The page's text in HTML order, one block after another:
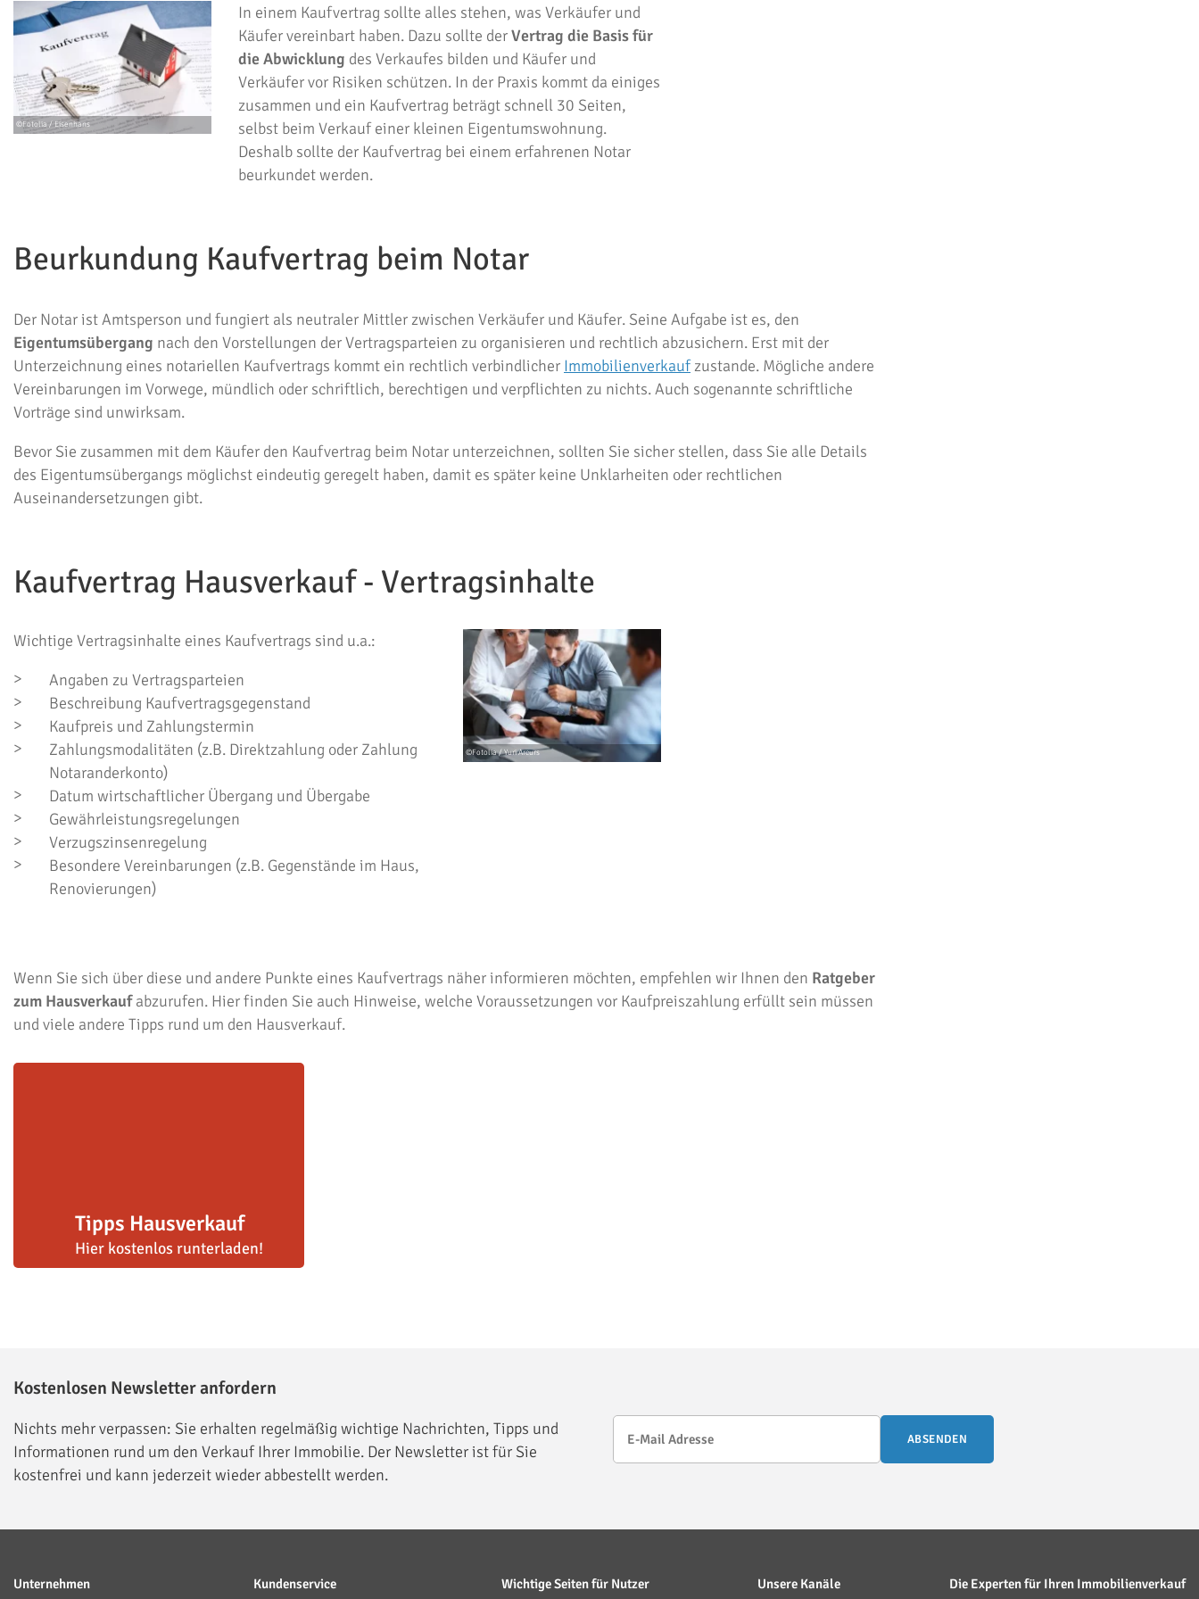
In einem Kaufvertrag sollte alles stehen, was Verkäufer und
Käufer vereinbart haben. Dazu sollte derVertrag die Basis für
die Abwicklung des Verkaufes bilden und Käufer und
Verkäufer vor Risiken schützen. In der Praxis kommt da einiges
zusammen und ein Kaufvertrag beträgt schnell 30 Seiten,
selbst beim Verkauf einer kleinen Eigentumswohnung.
Deshalb sollte der Kaufvertrag bei einem erfahrenen Notar
beurkundet werden.
Beurkundung Kaufvertrag beim Notar
Der Notar ist Amtsperson und fungiert als neutraler Mittler zwischen Verkäufer und Käufer. Seine Aufgabe ist es, den
Eigentumsübergang nach den Vorstellungen der Vertragsparteien zu organisieren und rechtlich abzusichern. Erst mit der
Unterzeichnung eines notariellen Kaufvertrags kommt ein rechtlich verbindlicher Immobilienverkaufzustande. Mögliche andere
Vereinbarungen im Vorwege, mündlich oder schriftlich, berechtigen und verpflichten zu nichts. Auch sogenannte schriftliche
Vorträge sind unwirksam.
Bevor Sie zusammen mit dem Käufer den Kaufvertrag beim Notar unterzeichnen, sollten Sie sicher stellen, dass Sie alle Details
des Eigentumsübergangs möglichst eindeutig geregelt haben, damit es später keine Unklarheiten oder rechtlichen
Auseinandersetzungen gibt.
Kaufvertrag Hausverkauf - Vertragsinhalte
Wichtige Vertragsinhalte eines Kaufvertrags sind u.a.:
Angaben zu Vertragsparteien
Beschreibung Kaufvertragsgegenstand
Kaufpreis und Zahlungstermin
Zahlungsmodalitäten (z.B. Direktzahlung oder Zahlung
Notaranderkonto)
Datum wirtschaftlicher Übergang und Übergabe
Gewährleistungsregelungen
Verzugszinsenregelung
Besondere Vereinbarungen (z.B. Gegenstände im Haus,
Renovierungen)
Wenn Sie sich über diese und andere Punkte eines Kaufvertrags näher informieren möchten, empfehlen wir Ihnen den Ratgeber
zum Hausverkaufabzurufen. Hier finden Sie auch Hinweise, welche Voraussetzungen vor Kaufpreiszahlung erfüllt sein müssen
und viele andere Tipps rund um den Hausverkauf.
Tipps Hausverkauf
Hier kostenlos runterladen!
Kostenlosen Newsletter anfordern
Nichts mehr verpassen: Sie erhalten regelmäßig wichtige Nachrichten, Tipps und
Informationen rund um den Verkauf Ihrer Immobilie. Der Newsletter ist für Sie
kostenfrei und kann jederzeit wieder abbestellt werden.
ABSENDEN
Unternehmen Kundenservice Wichtige Seiten für Nutzer Unsere Kanäle Die Experten für Ihren Immobilienverkauf